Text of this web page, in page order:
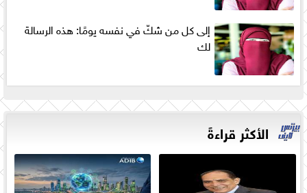
إلى كل من شكّ في نفسه يومًا: هذه الرسالة
لك
الأكثر قراءةً